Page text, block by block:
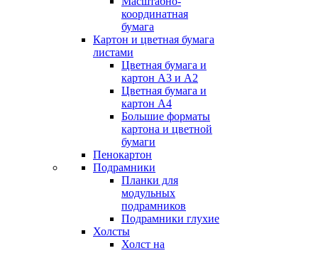
координатная
бумага
Картон и цветная бумага
листами
Цветная бумага и
картон А3 и А2
Цветная бумага и
картон А4
Большие форматы
картона и цветной
бумаги
Пенокартон
Подрамники
Планки для
модульных
подрамников
Подрамники глухие
Холсты
Холст на